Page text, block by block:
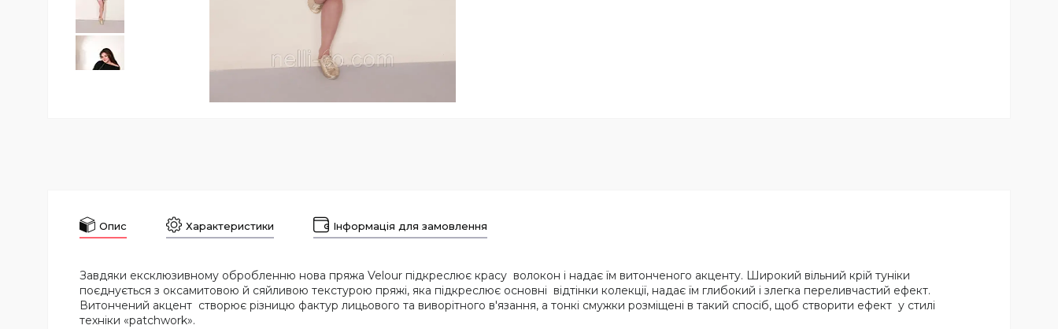
Опис Характеристики Інформація для замовлення
Завдяки ексклюзивному обробленню нова пряжа Velour підкреслює красу волокон і надає їм витонченого акценту. Широкий вільний крій туніки
поєднується з оксамитовою й сяйливою текстурою пряжі, яка підкреслює основні відтінки колекції, надає їм глибокий і злегка переливчастий ефект.
Витончений акцент створює різницю фактур лицьового та виворітного в'язання, а тонкі смужки розміщені в такий спосіб, щоб створити ефект у стилі
техніки «patchwork».